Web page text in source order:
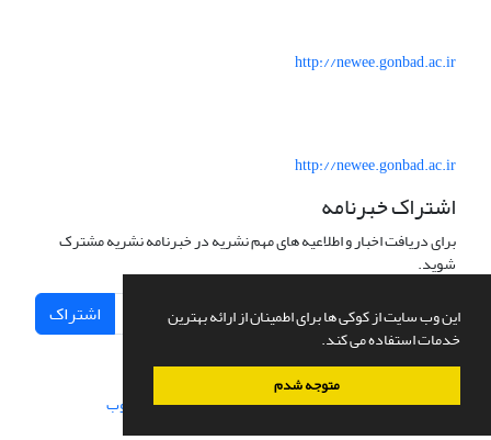
این وب سایت از کوکی ها برای اطمینان از ارائه بهترین
خدمات استفاده می کند.
متوجه شدم
http://newee.gonbad.ac.ir
http://newee.gonbad.ac.ir
اشتراک خبرنامه
برای دریافت اخبار و اطلاعیه های مهم نشریه در خبرنامه نشریه مشترک
شوید.
اشتراک
سامانه مدیریت نشریات علمی.طراحی و پیاده سازی از سیناوب